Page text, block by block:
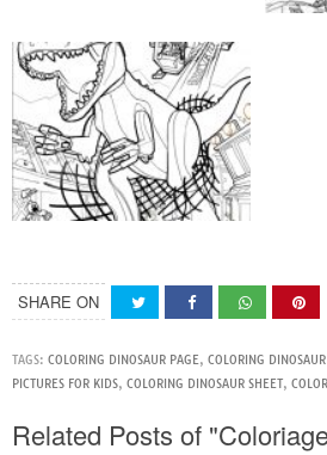
SHARE ON
TAGS: COLORING DINOSAUR PAGE, COLORING
PICTURES FOR KIDS, COLORING DINOSAUR SHEET,
Related Posts of